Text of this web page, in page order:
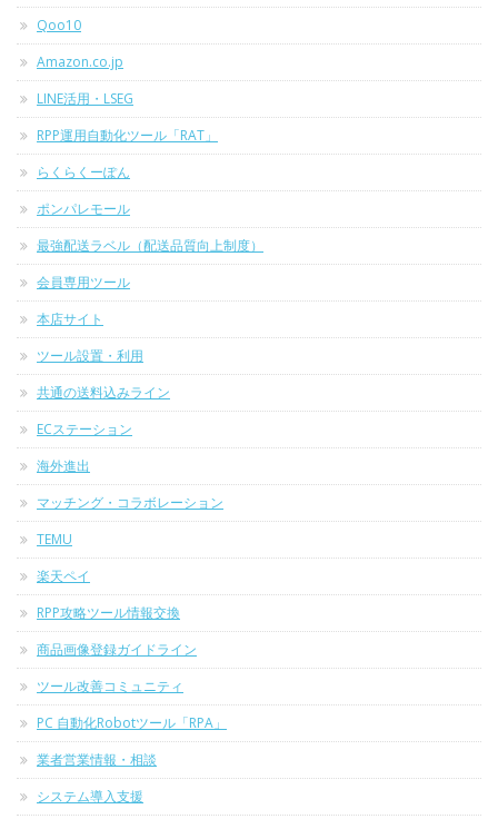
Qoo10
Amazon.co.jp
LINE活用・LSEG
RPP運用自動化ツール「RAT」
らくらくーぽん
ポンパレモール
最強配送ラベル（配送品質向上制度）
会員専用ツール
本店サイト
ツール設置・利用
共通の送料込みライン
ECステーション
海外進出
マッチング・コラボレーション
TEMU
楽天ペイ
RPP攻略ツール情報交換
商品画像登録ガイドライン
ツール改善コミュニティ
PC 自動化Robotツール「RPA」
業者営業情報・相談
システム導入支援